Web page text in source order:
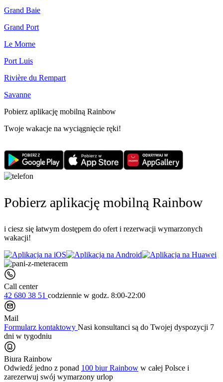
Grand Baie
Grand Port
Le Morne
Port Luis
Rivière du Rempart
Savanne
Pobierz aplikację mobilną Rainbow
Twoje wakacje na wyciągnięcie ręki!
Pobierz aplikację mobilną Rainbow
i ciesz się łatwym dostępem do ofert i rezerwacji wymarzonych
wakacji!
Call center
42 680 38 51 codziennie w godz. 8:00-22:00
Mail
Formularz kontaktowy Nasi konsultanci są do Twojej dyspozycji 7
dni w tygodniu
Biura Rainbow
Odwiedź jedno z ponad 100 biur Rainbow w całej Polsce i
zarezerwuj swój wymarzony urlop